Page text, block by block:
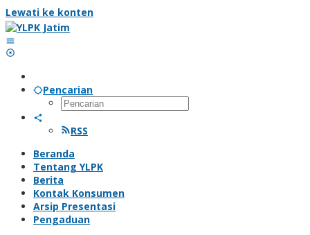
Lewati ke konten
Pencarian
RSS
Beranda
Tentang YLPK
Berita
Kontak Konsumen
Arsip Presentasi
Pengaduan